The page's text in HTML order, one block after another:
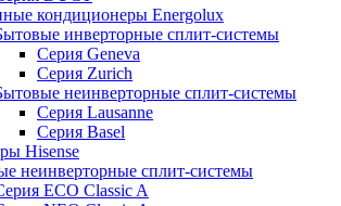
кондиционеры Energolux
инверторные сплит-системы
Серия Geneva
Серия Zurich
неинверторные сплит-системы
Серия Lausanne
Серия Basel
Hisense
неинверторные сплит-системы
ECO Classic A